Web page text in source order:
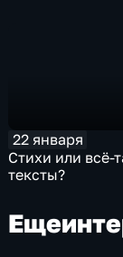
22 января
Стихи или всё-
тексты?
Еще